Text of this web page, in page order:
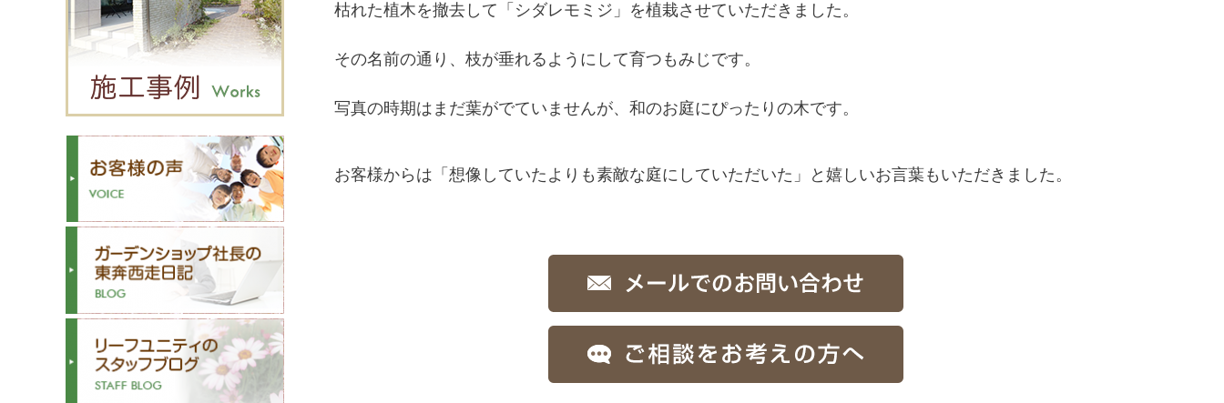
枯れた植木を撤去して「シダレモミジ」を植栽させていただきました。
その名前の通り、枝が垂れるようにして育つもみじです。
写真の時期はまだ葉がでていませんが、和のお庭にぴったりの木です。
お客様からは「想像していたよりも素敵な庭にしていただいた」と嬉しいお言葉もいただきました。